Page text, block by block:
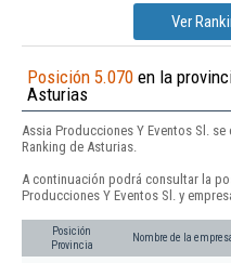
Ver
Posición 5.070 en la
Asturias
Assia Producciones Y Eventos Sl.
Ranking de Asturias.
A continuación podrá consultar la
Producciones Y Eventos Sl. y
Posición
Provincia
Nombre de la